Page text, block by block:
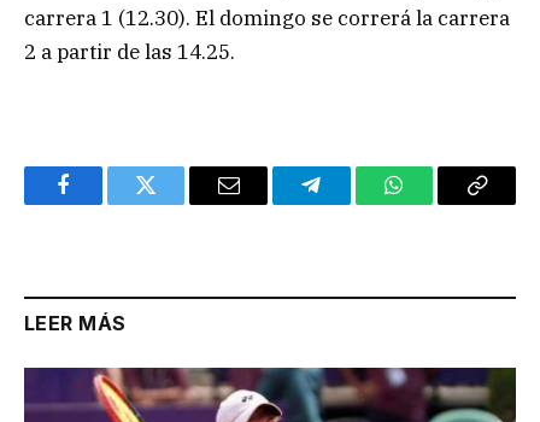
carrera 1 (12.30). El domingo se correrá la carrera
2 a partir de las 14.25.
FacebookTwitter Email TelegramWhatsAppCopy
LEER MÁS